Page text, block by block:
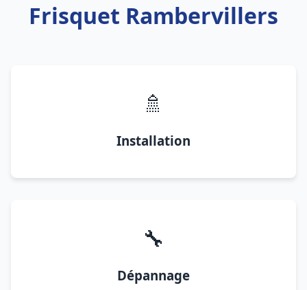
Frisquet Rambervillers
🚿
Installation
🔧
Dépannage